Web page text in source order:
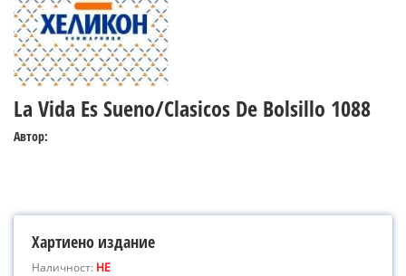
La Vida Es Sueno/Clasicos De Bolsillo 1088
Автор:
Хартиено издание
Наличност: НЕ